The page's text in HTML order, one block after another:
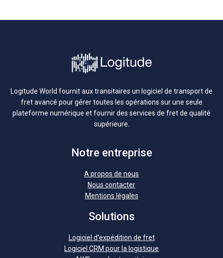
Logitude World fournit aux transitaires un logiciel de transport de
fret avancé pour gérer toutes les opérations sur une seule
plateforme numérique et fournir des services de fret de qualité
supérieure.
Notre entreprise
A propos de nous
Nous contacter
Mentions légales
Solutions
Logiciel d’expédition de fret
Logiciel CRM pour la logistique